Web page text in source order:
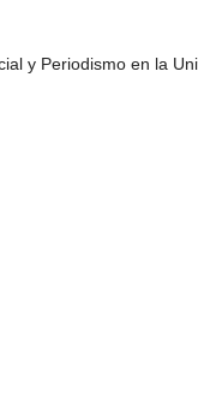
y Periodismo en la